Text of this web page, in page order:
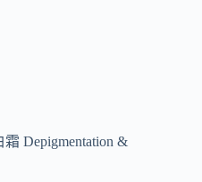
Depigmentation &